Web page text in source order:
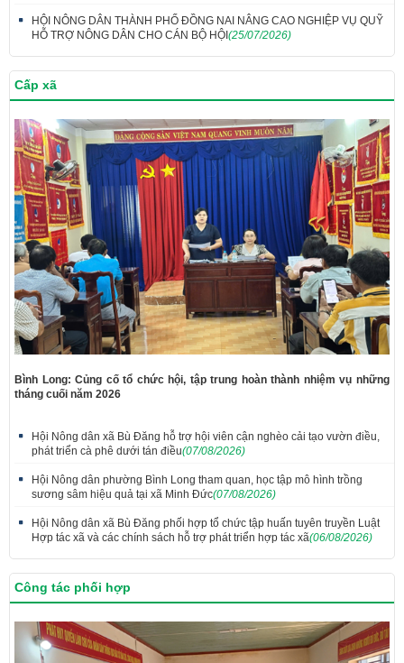
HỘI NÔNG DÂN THÀNH PHỐ ĐỒNG NAI NÂNG CAO NGHIỆP VỤ QUỸ
HỖ TRỢ NÔNG DÂN CHO CÁN BỘ HỘI (25/07/2026)
Cấp xã
Bình Long: Củng cố tổ chức hội, tập trung hoàn thành nhiệm vụ những
tháng cuối năm 2026
Hội Nông dân xã Bù Đăng hỗ trợ hội viên cận nghèo cải tạo vườn điều,
phát triển cà phê dưới tán điều(07/08/2026)
Hội Nông dân phường Bình Long tham quan, học tập mô hình trồng
sương sâm hiệu quả tại xã Minh Đức(07/08/2026)
Hội Nông dân xã Bù Đăng phối hợp tổ chức tập huấn tuyên truyền Luật
Hợp tác xã và các chính sách hỗ trợ phát triển hợp tác xã(06/08/2026)
Công tác phối hợp